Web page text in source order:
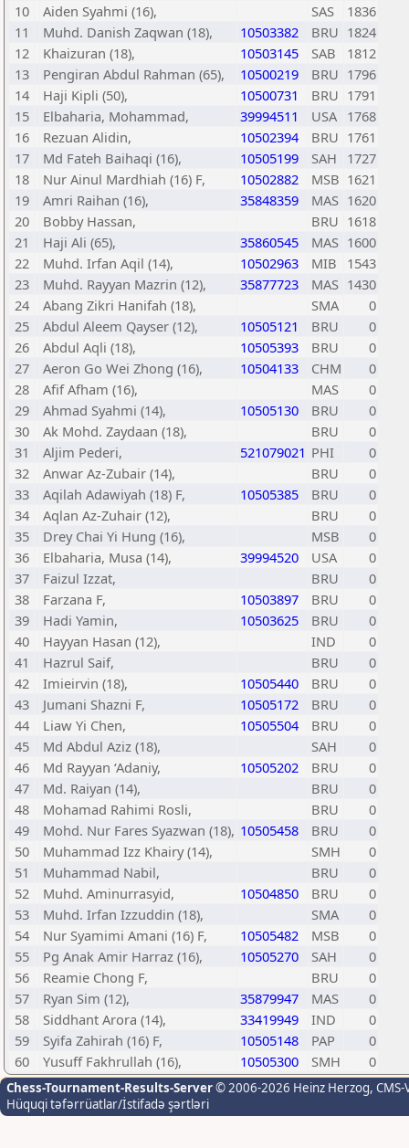
10
Aiden Syahmi (16), SAS
1836
11
Muhd. Danish Zaqwan (18), 10503382 BRU 1824
12
Khaizuran (18), 10503145 SAB
1812
13
Pengiran Abdul Rahman (65), 10500219 BRU 1796
14
Haji Kipli (50), 10500731 BRU 1791
15
Elbaharia, Mohammad, 39994511 USA 1768
16
Rezuan Alidin, 10502394 BRU 1761
17
Md Fateh Baihaqi (16), 10505199 SAH
1727
18
Nur Ainul Mardhiah (16) F, 10502882 MSB 1621
19
Amri Raihan (16), 35848359 MAS 1620
20
Bobby Hassan, BRU 1618
21
Haji Ali (65), 35860545 MAS 1600
22
Muhd. Irfan Aqil (14), 10502963 MIB
1543
23
Muhd. Rayyan Mazrin (12), 35877723 MAS 1430
24
Abang Zikri Hanifah (18), SMA
0
25
Abdul Aleem Qayser (12), 10505121 BRU
0
26
Abdul Aqli (18), 10505393 BRU
0
27
Aeron Go Wei Zhong (16), 10504133 CHM
0
28
Afif Afham (16), MAS
0
29
Ahmad Syahmi (14), 10505130 BRU
0
30
Ak Mohd. Zaydaan (18), BRU
0
31
Aljim Pederi, 521079021 PHI
0
32
Anwar Az-Zubair (14), BRU
0
33
Aqilah Adawiyah (18) F, 10505385 BRU
0
34
Aqlan Az-Zuhair (12), BRU
0
35
Drey Chai Yi Hung (16), MSB
0
36
Elbaharia, Musa (14), 39994520 USA
0
37
Faizul Izzat, BRU
0
38
Farzana F, 10503897 BRU
0
39
Hadi Yamin, 10503625 BRU
0
40
Hayyan Hasan (12), IND
0
41
Hazrul Saif, BRU
0
42
Imieirvin (18), 10505440 BRU
0
43
Jumani Shazni F, 10505172 BRU
0
44
Liaw Yi Chen, 10505504 BRU
0
45
Md Abdul Aziz (18), SAH
0
46
Md Rayyan ‘Adaniy, 10505202 BRU
0
47
Md. Raiyan (14), BRU
0
48
Mohamad Rahimi Rosli, BRU
0
49
Mohd. Nur Fares Syazwan (18), 10505458 BRU
0
50
Muhammad Izz Khairy (14), SMH
0
51
Muhammad Nabil, BRU
0
52
Muhd. Aminurrasyid, 10504850 BRU
0
53
Muhd. Irfan Izzuddin (18), SMA
0
54
Nur Syamimi Amani (16) F, 10505482 MSB
0
55
Pg Anak Amir Harraz (16), 10505270 SAH
0
56
Reamie Chong F, BRU
0
57
Ryan Sim (12), 35879947 MAS
0
58
Siddhant Arora (14), 33419949 IND
0
59
Syifa Zahirah (16) F, 10505148 PAP
0
60
Yusuff Fakhrullah (16), 10505300 SMH 0
Chess-Tournament-Results-Server© 2006-2026 Heinz Herzog,
Hüquqi təfərrüatlar/İstifadə şərtləri